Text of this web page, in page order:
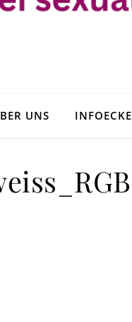
UNS INFOECKE